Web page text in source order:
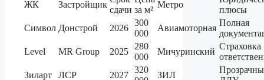
ЖК Застройщик
сдачи за м²
Метро
плюсы
Символ Донстрой 2026
300
000
Авиамоторная
Полная
Level
MR Group 2025
280
000
Мичуринский
Страховка
Зиларт
ЛСР 2027
320
ЗИЛ